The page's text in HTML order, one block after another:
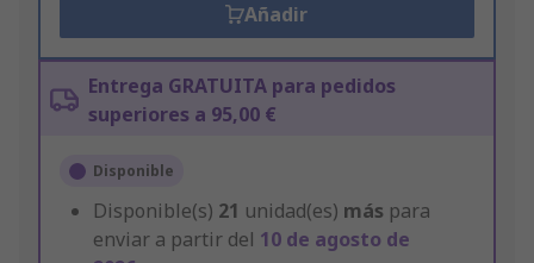
Añadir
Entrega GRATUITA para pedidos
superiores a 95,00 €
Disponible
Disponible(s) 21 unidad(es) más para
enviar a partir del 10 de agosto de